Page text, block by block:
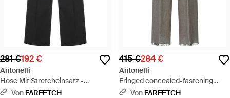
281 €192 €
Antonelli
Hose Mit Stretcheinsatz -
Schwarz
Von FARFETCH
415 €284 €
Antonelli
Fringed concealed-fastening
trousers - Grau
Von FARFETCH